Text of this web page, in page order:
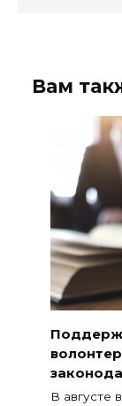
Вам
В августе